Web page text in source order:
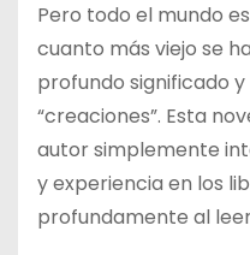
Pero todo el mundo
cuanto más viejo se
profundo significado
“creaciones”. Esta
autor simplemente
y experiencia en los
profundamente al